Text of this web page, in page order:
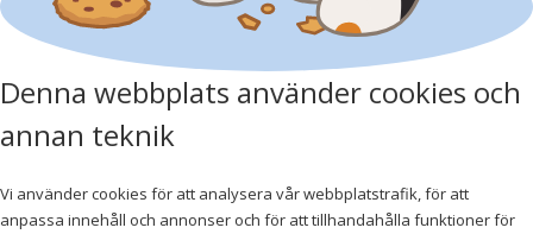
Denna webbplats använder cookies och
annan teknik
Vi använder cookies för att analysera vår webbplatstrafik, för att
anpassa innehåll och annonser och för att tillhandahålla funktioner för